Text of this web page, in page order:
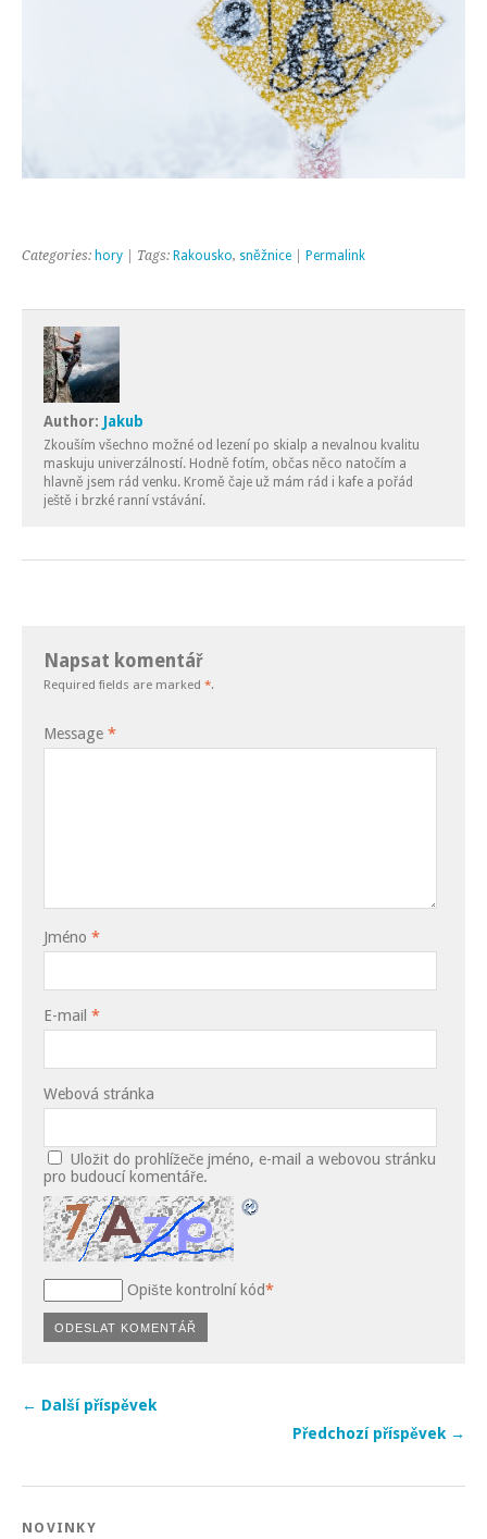
Categories: hory | Tags: Rakousko, sněžnice Permalink
Author: Jakub
Zkouším všechno možné od lezení po skialp a nevalnou kvalitu
maskuju univerzálností. Hodně fotím, občas něco natočím a
hlavně jsem rád venku. Kromě čaje už mám rád i kafe a pořád
ještě i brzké ranní vstávání.
Napsat komentář
Required fields are marked *.
Message *
Jméno *
E-mail *
Webová stránka
Uložit do prohlížeče jméno, e-mail a webovou stránku
pro budoucí komentáře.
Opište kontrolní kód*
← Další příspěvek
Předchozí příspěvek →
NOVINKY